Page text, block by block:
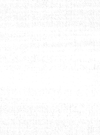
MOBILITÉ DOUCE